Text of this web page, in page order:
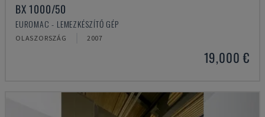
BX 1000/50
EUROMAC - LEMEZKÉSZÍTŐ GÉP
OLASZORSZÁG 2007
19,000 €